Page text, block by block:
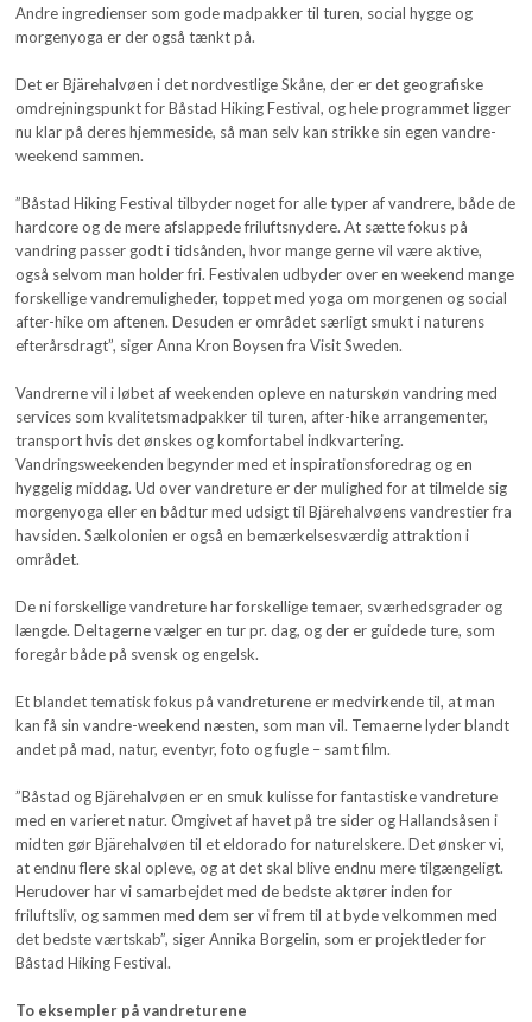
Andre ingredienser som gode madpakker til turen, social hygge og
morgenyoga er der også tænkt på.
Det er Bjärehalvøen i det nordvestlige Skåne, der er det geografiske
omdrejningspunkt for Båstad Hiking Festival, og hele programmet ligger
nu klar på deres hjemmeside, så man selv kan strikke sin egen vandre-
weekend sammen.
”Båstad Hiking Festival tilbyder noget for alle typer af vandrere, både de
hardcore og de mere afslappede friluftsnydere. At sætte fokus på
vandring passer godt i tidsånden, hvor mange gerne vil være aktive,
også selvom man holder fri. Festivalen udbyder over en weekend mange
forskellige vandremuligheder, toppet med yoga om morgenen og social
after-hike om aftenen. Desuden er området særligt smukt i naturens
efterårsdragt”, siger Anna Kron Boysen fra Visit Sweden.
Vandrerne vil i løbet af weekenden opleve en naturskøn vandring med
services som kvalitetsmadpakker til turen, after-hike arrangementer,
transport hvis det ønskes og komfortabel indkvartering.
Vandringsweekenden begynder med et inspirationsforedrag og en
hyggelig middag. Ud over vandreture er der mulighed for at tilmelde sig
morgenyoga eller en bådtur med udsigt til Bjärehalvøens vandrestier fra
havsiden. Sælkolonien er også en bemærkelsesværdig attraktion i
området.
De ni forskellige vandreture har forskellige temaer, sværhedsgrader og
længde. Deltagerne vælger en tur pr. dag, og der er guidede ture, som
foregår både på svensk og engelsk.
Et blandet tematisk fokus på vandreturene er medvirkende til, at man
kan få sin vandre-weekend næsten, som man vil. Temaerne lyder blandt
andet på mad, natur, eventyr, foto og fugle – samt film.
”Båstad og Bjärehalvøen er en smuk kulisse for fantastiske vandreture
med en varieret natur. Omgivet af havet på tre sider og Hallandsåsen i
midten gør Bjärehalvøen til et eldorado for naturelskere. Det ønsker vi,
at endnu flere skal opleve, og at det skal blive endnu mere tilgængeligt.
Herudover har vi samarbejdet med de bedste aktører inden for
friluftsliv, og sammen med dem ser vi frem til at byde velkommen med
det bedste værtskab”, siger Annika Borgelin, som er projektleder for
Båstad Hiking Festival.
To eksempler på vandreturene